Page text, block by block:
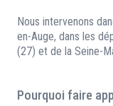
Nous intervenons
en-Auge, dans les
(27) et de la Seine-
Pourquoi faire